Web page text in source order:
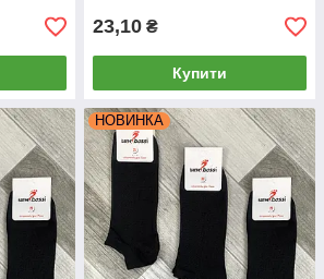
23,10 ₴
Купити
НОВИНКА